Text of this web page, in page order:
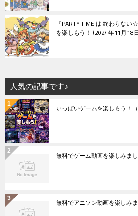
『PARTY TIME は 終わらな
を楽しもう！ 2024年11月18
人気の記事です♪
いっぱいゲームを楽しもう！
無料でゲーム動画を楽しみま
無料でアニソン動画を楽しみ